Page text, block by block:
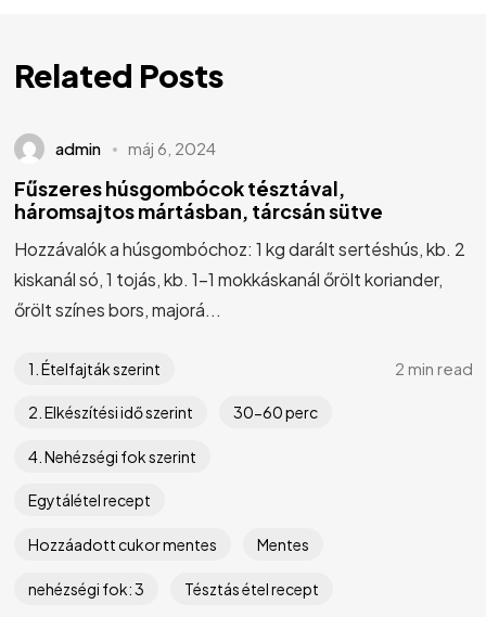
Related Posts
admin máj 6, 2024
Fűszeres húsgombócok tésztával,
háromsajtos mártásban, tárcsán sütve
Hozzávalók a húsgombóchoz: 1 kg darált sertéshús, kb. 2
kiskanál só, 1 tojás, kb. 1-1 mokkáskanál őrölt koriander,
őrölt színes bors, majorá...
1. Ételfajták szerint
2. Elkészítési idő szerint 30-60 perc
4. Nehézségi fok szerint
Egytálétel recept
Hozzáadott cukor mentes Mentes
nehézségi fok: 3 Tésztás étel recept
2 min read